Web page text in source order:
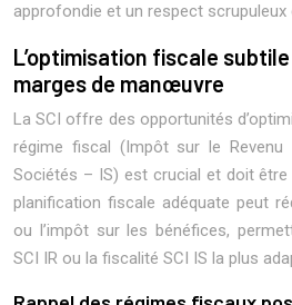
approfondie et un respect scrupuleux
L’optimisation fiscale
marges de manœuvre
La SCI offre des opportunités
régime fiscal (Impôt sur le
Sociétés – IS) est crucial et doit être
planification fiscale adéquate peut
ou l’impôt sur les bénéfices,
SCI IR ou la fiscalité SCI IS la plus